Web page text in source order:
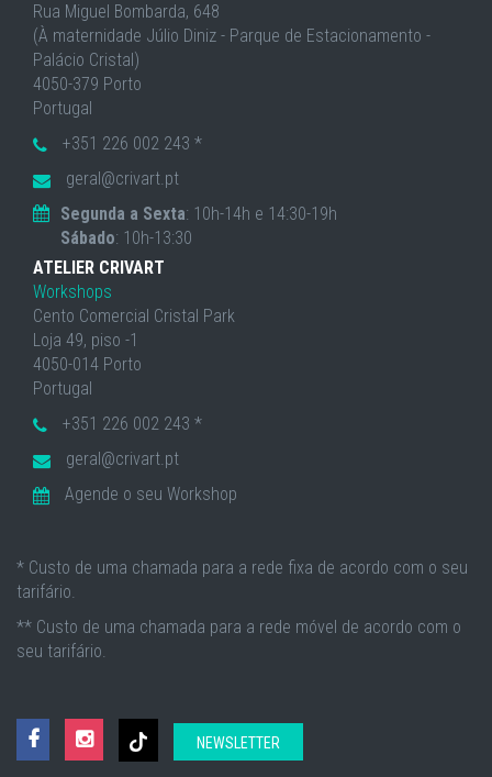
Rua Miguel Bombarda, 648
(À maternidade Júlio Diniz - Parque de Estacionamento -
Palácio Cristal)
4050-379 Porto
Portugal
+351 226 002 243 *
geral@crivart.pt
Segunda a Sexta: 10h-14h e 14:30-19h
Sábado: 10h-13:30
ATELIER CRIVART
Workshops
Cento Comercial Cristal Park
Loja 49, piso -1
4050-014 Porto
Portugal
+351 226 002 243 *
geral@crivart.pt
Agende o seu Workshop
* Custo de uma chamada para a rede fixa de acordo com o seu
tarifário.
** Custo de uma chamada para a rede móvel de acordo com o
seu tarifário.
NEWSLETTER